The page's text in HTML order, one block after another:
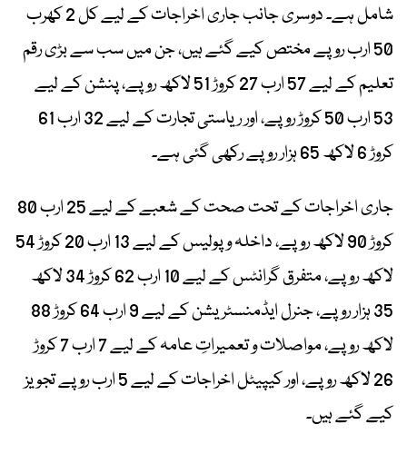
شامل ہے۔ دوسری جانب جاری اخراجات کے لیے کل 2 کھرب
50 ارب روپے مختص کیے گئے ہیں، جن میں سب سے بڑی رقم
تعلیم کے لیے 57 ارب 27 کروڑ 51 لاکھ روپے، پنشن کے لیے
53 ارب 50 کروڑ روپے، اور ریاستی تجارت کے لیے 32 ارب 61
کروڑ 6 لاکھ 65 ہزار روپے رکھی گئی ہے۔
جاری اخراجات کے تحت صحت کے شعبے کے لیے 25 ارب 80
کروڑ 90 لاکھ روپے، داخلہ و پولیس کے لیے 13 ارب 20 کروڑ 54
لاکھ روپے، متفرق گرانٹس کے لیے 10 ارب 62 کروڑ 34 لاکھ
35 ہزار روپے، جنرل ایڈمنسٹریشن کے لیے 9 ارب 64 کروڑ 88
لاکھ روپے، مواصلات و تعمیراتِ عامہ کے لیے 7 ارب 7 کروڑ
26 لاکھ روپے، اور کیپیٹل اخراجات کے لیے 5 ارب روپے تجویز
کیے گئے ہیں۔